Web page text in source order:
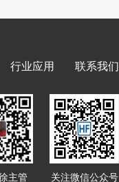
行业应用 联系我们
主管 关注微信公众号